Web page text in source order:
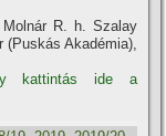
R. h. Szalay
(Puskás Akadémia),
kattintás ide a